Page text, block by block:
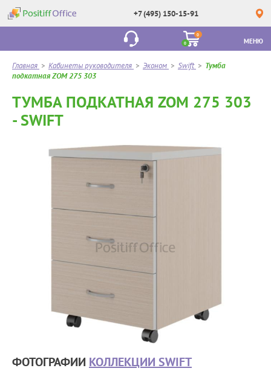
+7 (495) 150-15-91
0
0
МЕНЮ
Главная > Кабинеты руководителя > Эконом > Swift > Тумба
подкатная ZOM 275 303
ТУМБА ПОДКАТНАЯ ZOM 275 303
- SWIFT
ФОТОГРАФИИ КОЛЛЕКЦИИ SWIFT